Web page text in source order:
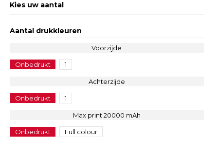
Kies uw aantal
Aantal drukkleuren
Voorzijde
Onbedrukt 1
Achterzijde
Onbedrukt 1
Max print 20000 mAh
Onbedrukt Full colour